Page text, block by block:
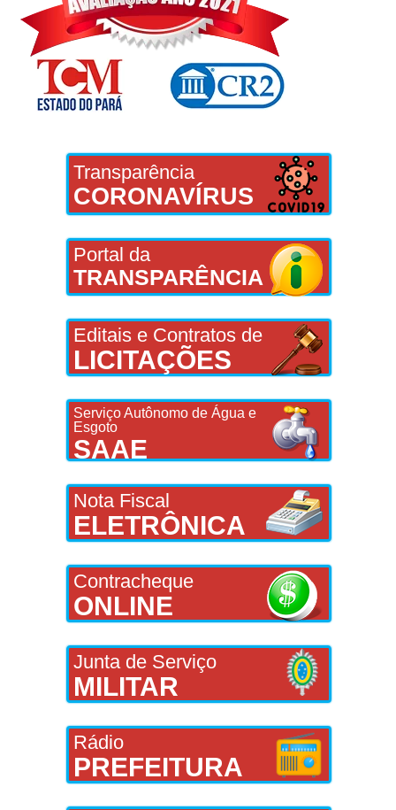
Transparência
CORONAVÍRUS
Portal da
TRANSPARÊNCIA
Editais e Contratos de
LICITAÇÕES
Serviço Autônomo de Água e
Esgoto
SAAE
Nota Fiscal
ELETRÔNICA
Contracheque
ONLINE
Junta de Serviço
MILITAR
Rádio
PREFEITURA